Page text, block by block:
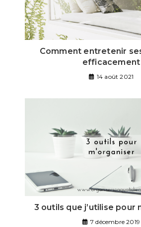
Comment entretenir
efficacement
14 août 2021
3 outils que j’utilise pour
7 décembre 2019